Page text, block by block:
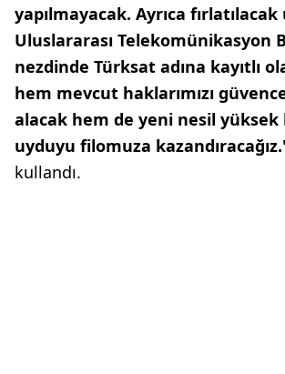
yapılmayacak. Ayrıca fırlatılacak
Uluslararası Telekomünikasyon
nezdinde Türksat adına kayıtlı
hem mevcut haklarımızı
alacak hem de yeni nesil
uyduyu filomuza
kullandı.